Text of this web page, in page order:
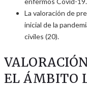
La valoración de
inicial de la
civiles (20).
EL ÁMBITO